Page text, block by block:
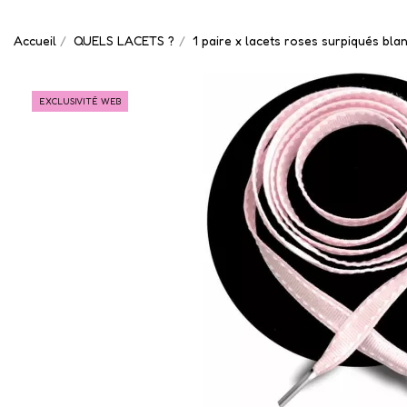
Accueil QUELS LACETS ? 1 paire x lacets roses surpiqués
EXCLUSIVITÉ WEB